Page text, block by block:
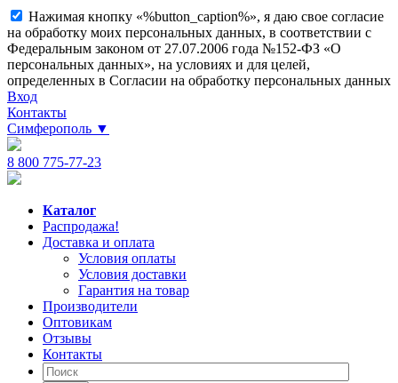
Нажимая кнопку «%button_caption%», я даю свое согласие
на обработку моих персональных данных, в соответствии с
Федеральным законом от 27.07.2006 года №152-ФЗ «О
персональных данных», на условиях и для целей,
определенных в Согласии на обработку персональных данных
Вход
Контакты
Симферополь ▼
8 800 775-77-23
Каталог
Распродажа!
Доставка и оплата
Условия оплаты
Условия доставки
Гарантия на товар
Производители
Оптовикам
Отзывы
Контакты